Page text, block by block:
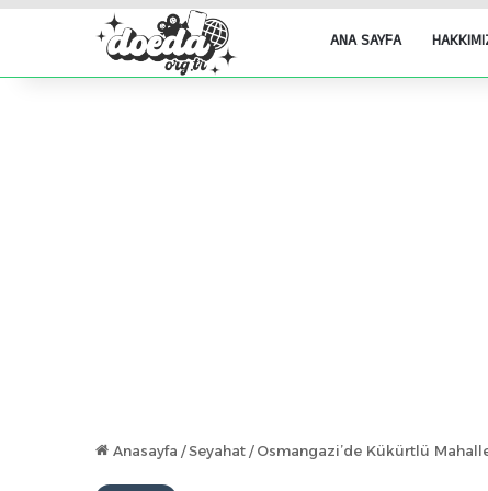
ANA SAYFA
Anasayfa /Seyahat / Osmangazi’de Kükürtlü